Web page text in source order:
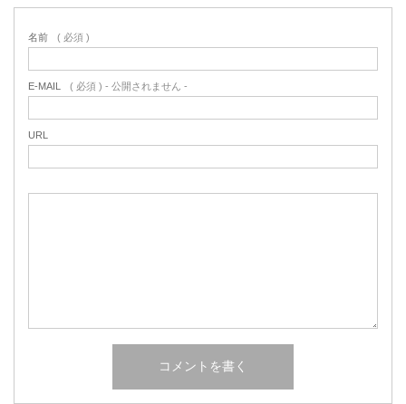
名前 ( 必須 )
E-MAIL ( 必須 ) - 公開されません -
URL